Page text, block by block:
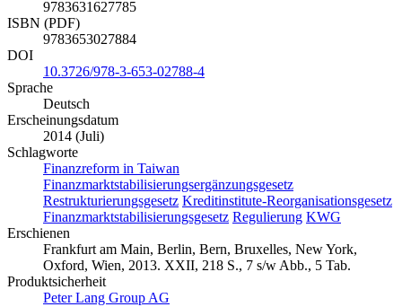
9783631627785
ISBN (PDF)
9783653027884
DOI
10.3726/978-3-653-02788-4
Sprache
Deutsch
Erscheinungsdatum
2014 (Juli)
Schlagworte
Finanzreform in Taiwan
Finanzmarktstabilisierungsergänzungsgesetz
Restrukturierungsgesetz Kreditinstitute-Reorganisationsgesetz
Finanzmarktstabilisierungsgesetz Regulierung KWG
Erschienen
Frankfurt am Main, Berlin, Bern, Bruxelles, New York,
Oxford, Wien, 2013. XXII, 218 S., 7 s/w Abb., 5 Tab.
Produktsicherheit
Peter Lang Group AG